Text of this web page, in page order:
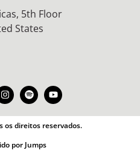
5th Floor
States
os direitos reservados.
por Jumps